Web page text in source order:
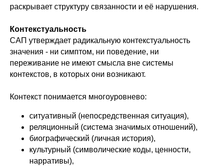
раскрывает структуру связанности и её нарушения.
Контекстуальность
САП утверждает радикальную контекстуальность
значения - ни симптом, ни поведение, ни
переживание не имеют смысла вне системы
контекстов, в которых они возникают.
Контекст понимается многоуровнево:
ситуативный (непосредственная ситуация),
реляционный (система значимых отношений),
биографический (личная история),
культурный (символические коды, ценности,
нарративы),